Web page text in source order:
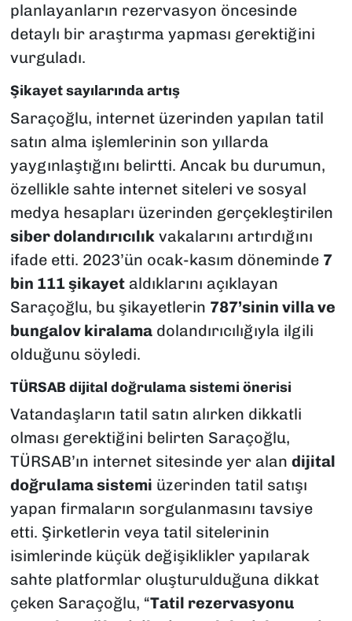
planlayanların rezervasyon öncesinde
detaylı bir araştırma yapması gerektiğini
vurguladı.
Şikayet sayılarında artış
Saraçoğlu, internet üzerinden yapılan tatil
satın alma işlemlerinin son yıllarda
yaygınlaştığını belirtti. Ancak bu durumun,
özellikle sahte internet siteleri ve sosyal
medya hesapları üzerinden gerçekleştirilen
siber dolandırıcılık vakalarını artırdığını
ifade etti. 2023’ün ocak-kasım döneminde 7
bin 111 şikayetaldıklarını açıklayan
Saraçoğlu, bu şikayetlerin 787’sinin villa ve
bungalov kiralamadolandırıcılığıyla ilgili
olduğunu söyledi.
TÜRSAB dijital doğrulama sistemi önerisi
Vatandaşların tatil satın alırken dikkatli
olması gerektiğini belirten Saraçoğlu,
TÜRSAB’ın internet sitesinde yer alan dijital
doğrulama sistemi üzerinden tatil satışı
yapan firmaların sorgulanmasını tavsiye
etti. Şirketlerin veya tatil sitelerinin
isimlerinde küçük değişiklikler yapılarak
sahte platformlar oluşturulduğuna dikkat
çeken Saraçoğlu, “Tatil rezervasyonu